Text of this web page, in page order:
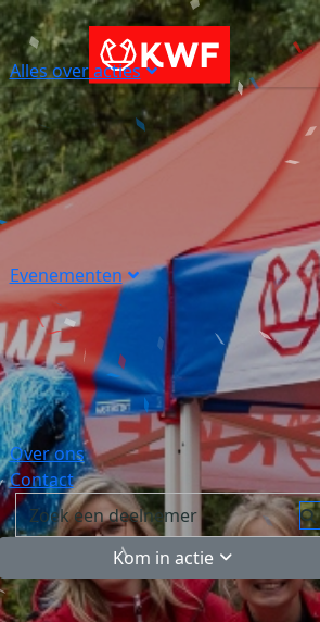
Alles over acties
Evenementen
Over ons
Contact
Kom in actie